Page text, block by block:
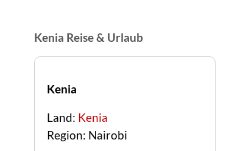
Kenia Reise & Urlaub
Kenia
Land: Kenia
Region: Nairobi